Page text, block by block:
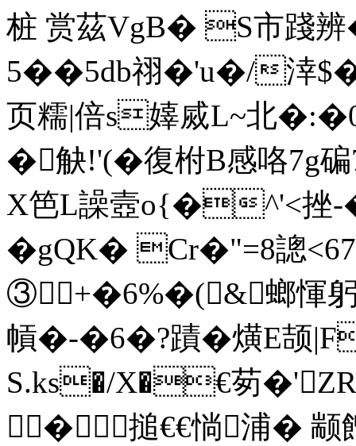
桩 赏茲VgB� S市踐
5��5db祤�'u�/涬
页糯|倍s嫴烕L~北
�觖!'(�復柎B感咯7g
X笆L譟壼o{�^'<挫-
�gQK� Cr�"=8謥
③+�6%�(&螂惲
幊�-�6�?蹟�熿E颉
S.ks�/X�€茐
�搥€€惝浦� 颛